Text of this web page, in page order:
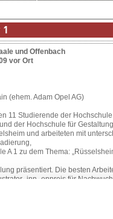
und Offenbach
vor Ort
(ehem. Adam Opel AG)
11 Studierende der
der Hochschule für
und arbeiteten mit
A 1 zu dem Thema:
präsentiert. Die besten
für